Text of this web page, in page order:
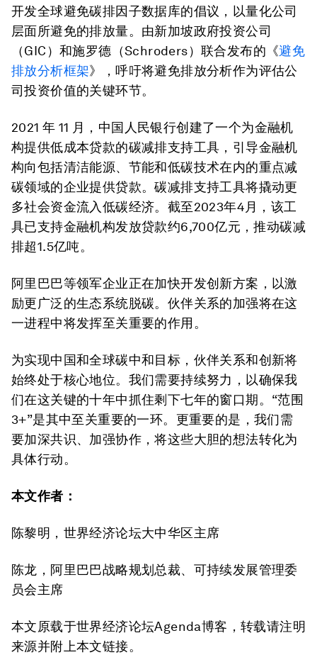
开发全球避免碳排因子数据库的倡议，以量化公司
层面所避免的排放量。由新加坡政府投资公司
（GIC）和施罗德（Schroders）联合发布的《避免
排放分析框架》，呼吁将避免排放分析作为评估公
司投资价值的关键环节。
2021 年 11 月，中国人民银行创建了一个为金融机
构提供低成本贷款的碳减排支持工具，引导金融机
构向包括清洁能源、节能和低碳技术在内的重点减
碳领域的企业提供贷款。碳减排支持工具将撬动更
多社会资金流入低碳经济。截至2023年4月，该工
具已支持金融机构发放贷款约6,700亿元，推动碳减
排超1.5亿吨。
阿里巴巴等领军企业正在加快开发创新方案，以激
励更广泛的生态系统脱碳。伙伴关系的加强将在这
一进程中将发挥至关重要的作用。
为实现中国和全球碳中和目标，伙伴关系和创新将
始终处于核心地位。我们需要持续努力，以确保我
们在这关键的十年中抓住剩下七年的窗口期。“范围
3+”是其中至关重要的一环。更重要的是，我们需
要加深共识、加强协作，将这些大胆的想法转化为
具体行动。
本文作者：
陈黎明，世界经济论坛大中华区主席
陈龙，阿里巴巴战略规划总裁、可持续发展管理委
员会主席
本文原载于世界经济论坛Agenda博客，转载请注明
来源并附上本文链接。